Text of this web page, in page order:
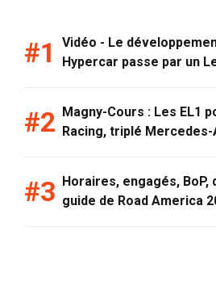
Vidéo - Le
Hypercar passe par un
Magny-Cours : Les EL1
Racing, triplé Mercedes-
Horaires, engagés,
guide de Road America